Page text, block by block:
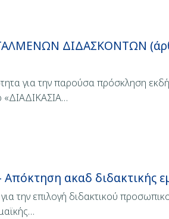
ΔΙΔΑΣΚΟΝΤΩΝ
για την παρούσα πρόσκληση
«ΔΙΑΔΙΚΑΣΙΑ…
ακαδ διδακτικής
την επιλογή διδακτικού